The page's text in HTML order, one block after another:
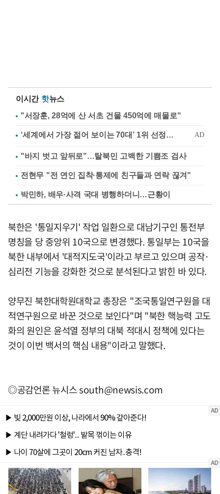
이시간 핫뉴스
"서장훈, 28억에 산 서초 건물 450억에 매물로"
"바지 벗고 앞뒤로"…탈북민 고백한 기쁨조 검사
전현무 "전 연인 집착·통제에 친구들과 연락 끊겨"
박민하, 배우·사격 국대 병행하더니…근황이
북한은 '통일지우기' 작업 일환으로 대남기구인 통전부
명칭을 당 중앙위 10국으로 변경했다. 통일부는 10국을
북한 내부에서 '대적지도국'이라고 부르고 있으며 공작·
심리전 기능을 강화한 것으로 분석된다고 밝힌 바 있다.
양무진 북한대학원대학교 총장은 "조국통일연구원을 대
적연구원으로 바꾼 것으로 보인다"며 "북한 핵능력 고도
화의 원인은 윤석열 정부의 대북 적대시 정책에 있다는
것이 이번 백서의 핵심 내용"이라고 말했다.
◎공감언론 뉴시스south@newsis.com